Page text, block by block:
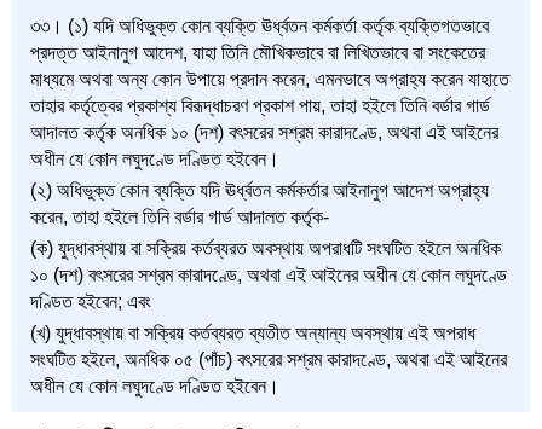
৩৩। (১) যদি অধিভুক্ত কোন ব্যক্তি ঊর্ধ্বতন কর্মকর্তা কর্তৃক ব্যক্তিগতভাবে
প্রদত্ত আইনানুগ আদেশ, যাহা তিনি মৌখিকভাবে বা লিখিতভাবে বা সংকেতের
মাধ্যমে অথবা অন্য কোন উপায়ে প্রদান করেন, এমনভাবে অগ্রাহ্য করেন যাহাতে
তাহার কর্তৃত্বের প্রকাশ্য বিরূদ্ধাচরণ প্রকাশ পায়, তাহা হইলে তিনি বর্ডার গার্ড
আদালত কর্তৃক অনধিক ১০ (দশ) বৎসরের সশ্রম কারাদণ্ডে, অথবা এই আইনের
অধীন যে কোন লঘুদণ্ডে দণ্ডিত হইবেন।
(২) অধিভুক্ত কোন ব্যক্তি যদি ঊর্ধ্বতন কর্মকর্তার আইনানুগ আদেশ অগ্রাহ্য
করেন, তাহা হইলে তিনি বর্ডার গার্ড আদালত কর্তৃক-
(ক) যুদ্ধাবস্থায় বা সক্রিয় কর্তব্যরত অবস্থায় অপরাধটি সংঘটিত হইলে অনধিক
১০ (দশ) বৎসরের সশ্রম কারাদণ্ডে, অথবা এই আইনের অধীন যে কোন লঘুদণ্ডে
দণ্ডিত হইবেন; এবং
(খ) যুদ্ধাবস্থায় বা সক্রিয় কর্তব্যরত ব্যতীত অন্যান্য অবস্থায় এই অপরাধ
সংঘটিত হইলে, অনধিক ০৫ (পাঁচ) বৎসরের সশ্রম কারাদণ্ডে, অথবা এই আইনের
অধীন যে কোন লঘুদণ্ডে দণ্ডিত হইবেন।